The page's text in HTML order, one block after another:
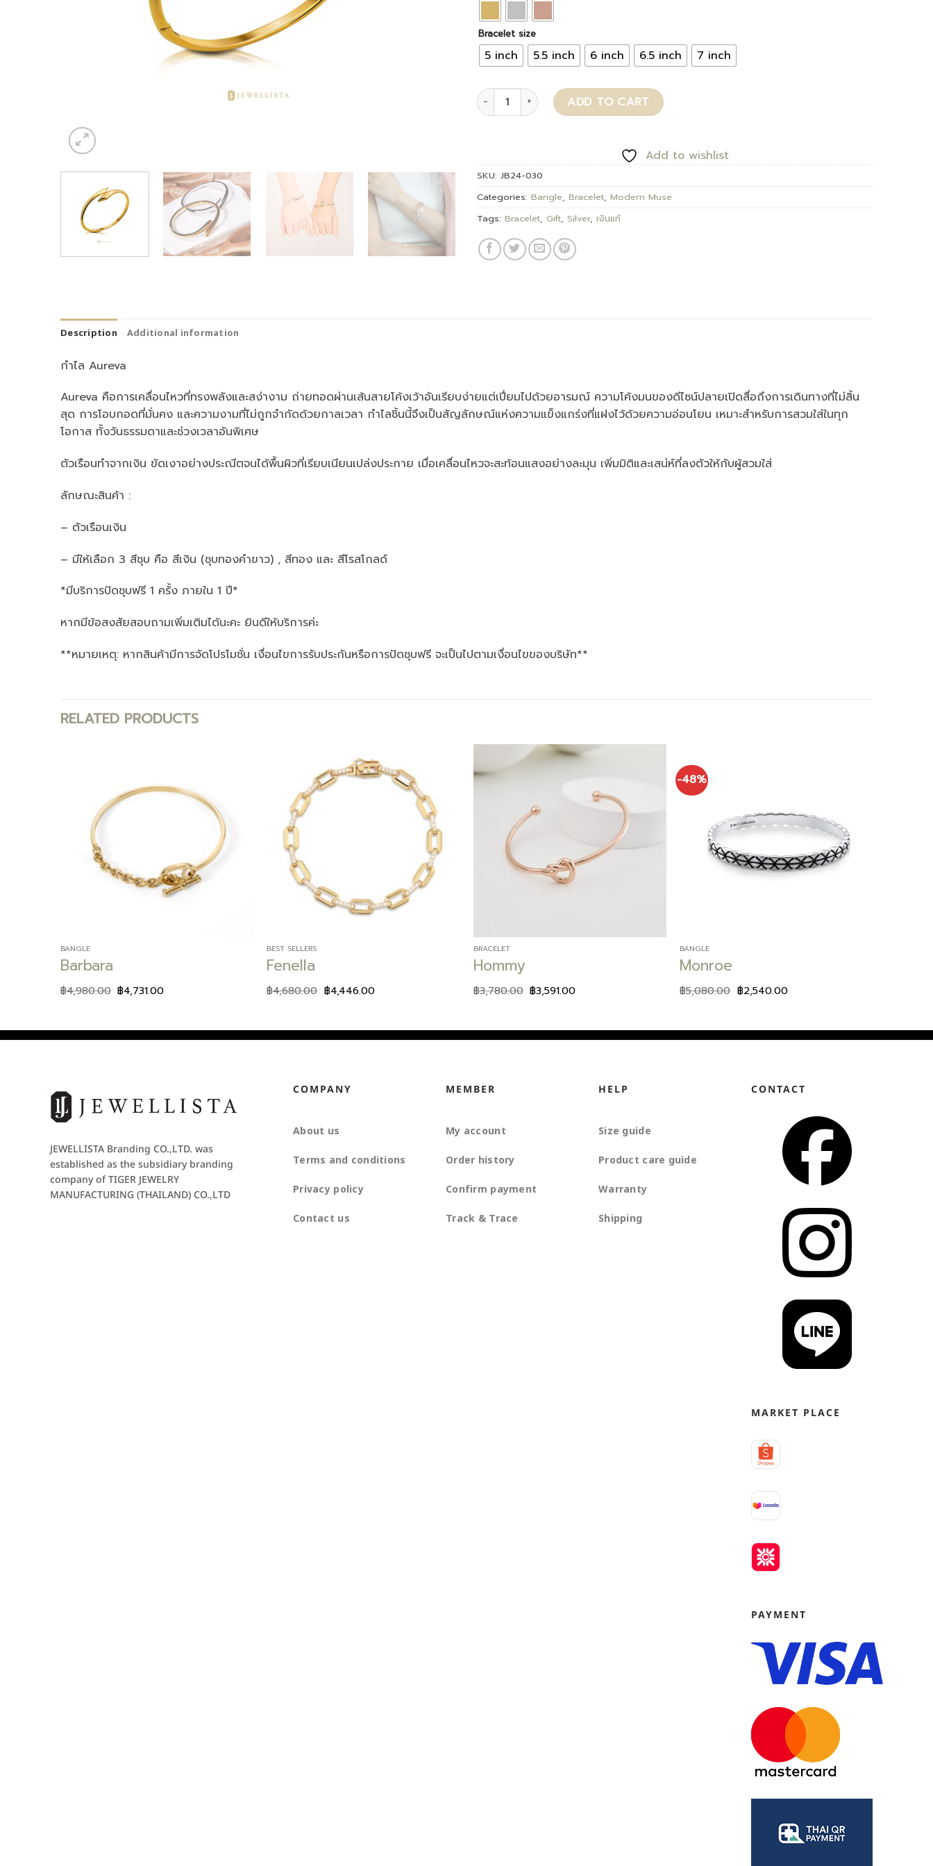
Bracelet size
5 inch 5.5 inch 6 inch 6.5 inch 7 inch
Aureva quantity ADD TO CART
Add to wishlist
SKU: JB24-030
Categories: Bangle, Bracelet, Modern Muse
Tags: Bracelet, Gift, Silver, เงินแท้
Description Additional information
กำไล Aureva
Aureva คือการเคลื่อนไหวที่ทรงพลังและสง่างาม ถ่ายทอดผ่านเส้นสายโค้งเว้าอันเรียบง่ายแต่เปี่ยมไปด้วยอารมณ์ ความโค้งมนของดีไซน์ปลายเปิดสื่อถึงการเดินทางที่ไม่สิ้น
สุด การโอบกอดที่มั่นคง และความงามที่ไม่ถูกจำกัดด้วยกาลเวลา กำไลชิ้นนี้จึงเป็นสัญลักษณ์แห่งความแข็งแกร่งที่แฝงไว้ด้วยความอ่อนโยน เหมาะสำหรับการสวมใส่ในทุก
โอกาส ทั้งวันธรรมดาและช่วงเวลาอันพิเศษ
ตัวเรือนทำจากเงิน ขัดเงาอย่างประณีตจนได้พื้นผิวที่เรียบเนียนเปล่งประกาย เมื่อเคลื่อนไหวจะสะท้อนแสงอย่างละมุน เพิ่มมิติและเสน่ห์ที่ลงตัวให้กับผู้สวมใส่
ลักษณะสินค้า :
– ตัวเรือนเงิน
– มีให้เลือก 3 สีชุบ คือ สีเงิน (ชุบทองคำขาว) , สีทอง และ สีโรสโกลด์
*มีบริการปัดชุบฟรี 1 ครั้ง ภายใน 1 ปี*
หากมีข้อสงสัยสอบถามเพิ่มเติมได้นะคะ ยินดีให้บริการค่ะ
**หมายเหตุ: หากสินค้ามีการจัดโปรโมชั่น เงื่อนไขการรับประกันหรือการปัดชุบฟรี จะเป็นไปตามเงื่อนไขของบริษัท**
RELATED PRODUCTS
Add to
wishlist
BANGLE
Barbara
฿4,980.00 ฿4,731.00
Add to
wishlist
BEST SELLERS
Fenella
฿4,680.00 ฿4,446.00
Add to
wishlist
BRACELET
Hommy
฿3,780.00 ฿3,591.00
-48%
BANGLE
Monroe
฿5,080.00 ฿2,540.00
JEWELLISTA Branding CO.,LTD. was
established as the subsidiary branding
company of TIGER JEWELRY
MANUFACTURING (THAILAND) CO.,LTD
COMPANY
About us
Terms and conditions
Privacy policy
Contact us
MEMBER
My account
Order history
Confirm payment
Track & Trace
HELP
Size guide
Product care guide
Warranty
Shipping
CONTACT
MARKET PLACE
PAYMENT